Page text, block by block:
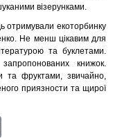
візерунками.
отримували екоторбинку
Не менш цікавим для
та буклетами.
книжок.
та фруктами, звичайно,
приязности та щирої